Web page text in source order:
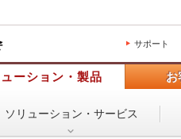
サポート
ーション・製品 お
ソリューション・ サービス